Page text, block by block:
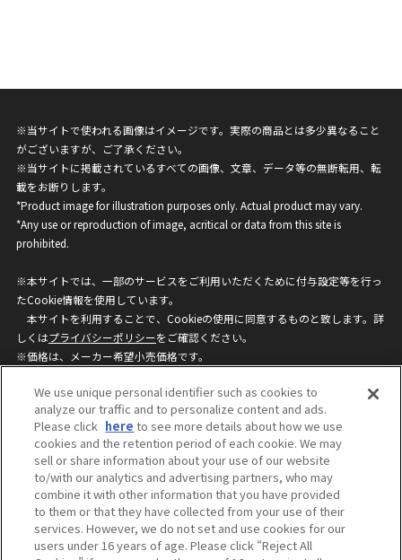
※当サイトで使われる画像はイメージです。実際の商品とは多少異なること
がございますが、ご了承ください。
※当サイトに掲載されているすべての画像、文章、データ等の無断転用、転
載をお断りします。
*Product image for illustration purposes only. Actual product may vary.
*Any use or reproduction of image, acritical or data from this site is
prohibited.
※本サイトでは、一部のサービスをご利用いただくために付与設定等を行っ
たCookie情報を使用しています。
本サイトを利用することで、Cookieの使用に同意するものと致します。詳
しくはプライバシーポリシーをご確認ください。
※価格は、メーカー希望小売価格です。
ざいますのでご了承ください。
privacypolicy
Do Not Sell or Share My
Personal Information
ウェブサイトご利用条件
ソーシャルメディアポリシー
個人情報保護方針
お問い合わせ
We use unique personal identifier such as cookies to
analyze our traffic and to personalize content and ads.
Please click here to see more details about how we use
cookies and the retention period of each cookie. We may
sell or share information about your use of our website
to/with our analytics and advertising partners, who may
combine it with other information that you have provided
to them or that they have collected from your use of their
services. However, we do not set and use cookies for our
users under 16 years of age. Please click “Reject All